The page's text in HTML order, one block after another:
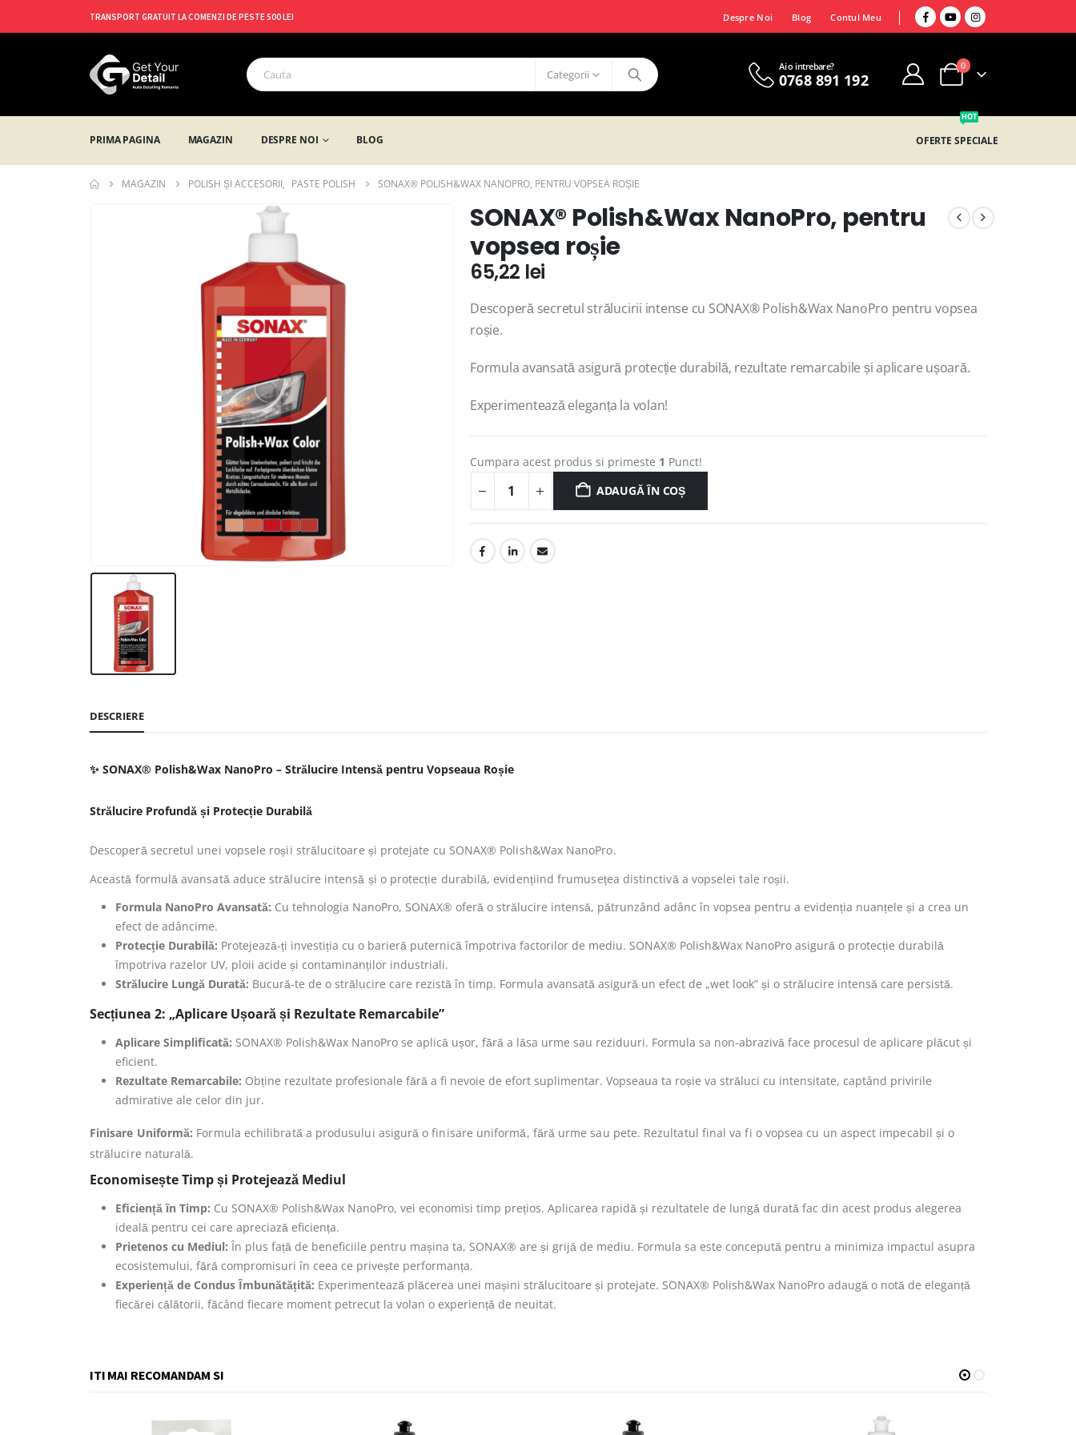
TRANSPORT GRATUIT LA COMENZI DE PESTE 500 LEI Despre Noi Blog Contul Meu
Categorii
Ai o intrebare?
0768 891 192
0
PRIMA PAGINA MAGAZIN DESPRE NOI BLOG OFERTE SPECIALE
HOT
MAGAZIN POLISH ȘI ACCESORII, PASTE POLISH SONAX® POLISH&WAX NANOPRO, PENTRU VOPSEA ROȘIE
SONAX® Polish&Wax NanoPro, pentru
vopsea roșie
65,22 lei
Descoperă secretul strălucirii intense cu SONAX® Polish&Wax NanoPro pentru vopsea
roșie.
Formula avansată asigură protecție durabilă, rezultate remarcabile și aplicare ușoară.
Experimentează eleganța la volan!
Cumpara acest produs si primeste 1 Punct!
ADAUGĂ ÎN COȘ
DESCRIERE
✨ SONAX® Polish&Wax NanoPro – Strălucire Intensă pentru Vopseaua Roșie
Strălucire Profundă și Protecție Durabilă
Descoperă secretul unei vopsele roșii strălucitoare și protejate cu SONAX® Polish&Wax NanoPro.
Această formulă avansată aduce strălucire intensă și o protecție durabilă, evidențiind frumusețea distinctivă a vopselei tale roșii.
Formula NanoPro Avansată: Cu tehnologia NanoPro, SONAX® oferă o strălucire intensă, pătrunzând adânc în vopsea pentru a evidenția nuanțele și a crea un
efect de adâncime.
Protecție Durabilă: Protejează-ți investiția cu o barieră puternică împotriva factorilor de mediu. SONAX® Polish&Wax NanoPro asigură o protecție durabilă
împotriva razelor UV, ploii acide și contaminanților industriali.
Strălucire Lungă Durată: Bucură-te de o strălucire care rezistă în timp. Formula avansată asigură un efect de „wet look” și o strălucire intensă care persistă.
Secțiunea 2: „Aplicare Ușoară și Rezultate Remarcabile”
Aplicare Simplificată: SONAX® Polish&Wax NanoPro se aplică ușor, fără a lăsa urme sau reziduuri. Formula sa non-abrazivă face procesul de aplicare plăcut și
eficient.
Rezultate Remarcabile: Obține rezultate profesionale fără a fi nevoie de efort suplimentar. Vopseaua ta roșie va străluci cu intensitate, captând privirile
admirative ale celor din jur.
Finisare Uniformă: Formula echilibrată a produsului asigură o finisare uniformă, fără urme sau pete. Rezultatul final va fi o vopsea cu un aspect impecabil și o
strălucire naturală.
Economisește Timp și Protejează Mediul
Eficiență în Timp: Cu SONAX® Polish&Wax NanoPro, vei economisi timp prețios. Aplicarea rapidă și rezultatele de lungă durată fac din acest produs alegerea
ideală pentru cei care apreciază eficiența.
Prietenos cu Mediul: În plus față de beneficiile pentru mașina ta, SONAX® are și grijă de mediu. Formula sa este concepută pentru a minimiza impactul asupra
ecosistemului, fără compromisuri în ceea ce privește performanța.
Experiență de Condus Îmbunătățită: Experimentează plăcerea unei mașini strălucitoare și protejate. SONAX® Polish&Wax NanoPro adaugă o notă de eleganță
fiecărei călătorii, făcând fiecare moment petrecut la volan o experiență de neuitat.
ITI MAI RECOMANDAM SI